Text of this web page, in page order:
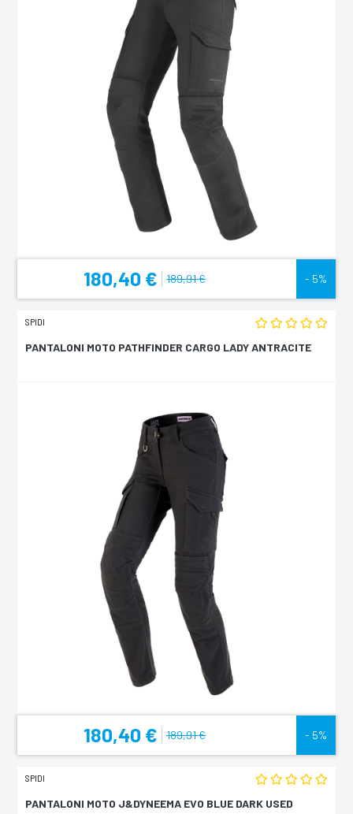
180,40 € 189,91 € - 5%
SPIDI
PANTALONI MOTO PATHFINDER CARGO LADY ANTRACITE
180,40 € 189,91 € - 5%
SPIDI
PANTALONI MOTO J&DYNEEMA EVO BLUE DARK USED